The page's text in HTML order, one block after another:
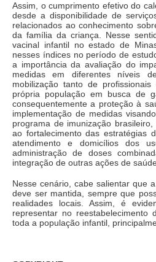
Assim, o cumprimento efetivo do
desde a disponibilidade de
relacionados ao conhecimento
da família da criança. Nesse
vacinal infantil no estado de
nesses índices no período de
a importância da avaliação do
medidas em diferentes níveis
mobilização tanto de
própria população em busca de
consequentemente a proteção à
implementação de medidas
programa de imunização
ao fortalecimento das estratégias
atendimento e domicílios dos
administração de doses
integração de outras ações de
Nesse cenário, cabe salientar que
deve ser mantida, sempre que
realidades locais. Assim, é
representar no reestabelecimento
toda a população infantil,